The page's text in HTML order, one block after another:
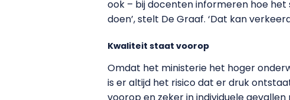
ook – bij docenten informeren hoe
doen’, stelt De Graaf. ‘Dat kan
Kwaliteit staat voorop
Omdat het ministerie het hoger
is er altijd het risico dat er druk
voorop en zeker in individuele